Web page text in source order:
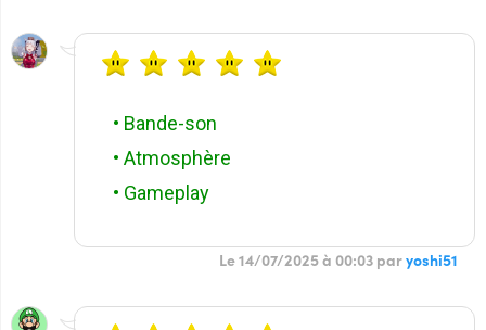
• Bande-son
• Atmosphère
• Gameplay
Le 14/07/2025 à 00:03 paryoshi51